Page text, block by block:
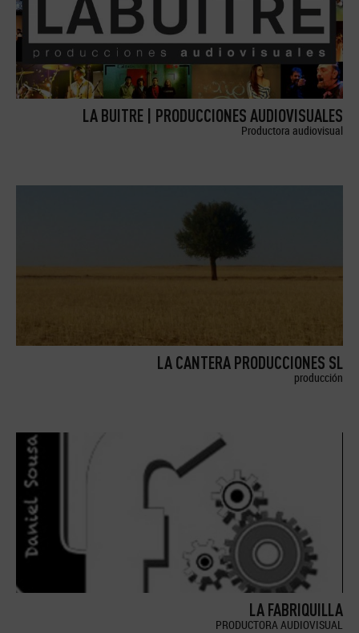
LA BUITRE | PRODUCCIONES AUDIOVISUALES
Productora audiovisual
LA CANTERA PRODUCCIONES SL
producción
LA FABRIQUILLA
PRODUCTORA AUDIOVISUAL